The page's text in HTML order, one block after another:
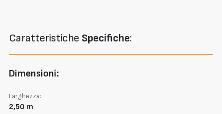
Caratteristiche Specifiche:
Dimensioni:
Larghezza:
2,50 m